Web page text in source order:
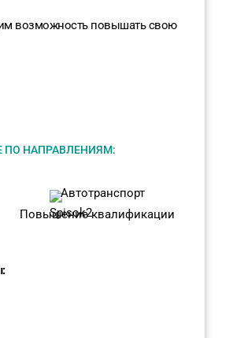
возможность повышать свою
ПО НАПРАВЛЕНИЯМ:
Автотранспорт
Повышение квалификации